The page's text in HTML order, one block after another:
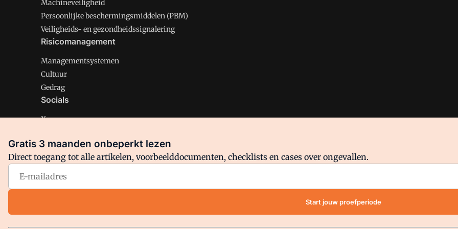
Machineveiligheid
Persoonlijke beschermingsmiddelen (PBM)
Veiligheids- en gezondheidssignalering
Risicomanagement
Managementsystemen
Cultuur
Gedrag
Socials
X
Facebook
Arbo is onderdeel van VMN media. Lees inons manifestwaar VMN media voor staat. Op gebruik van deze site zijn de
Gratis 3 maanden onbeperkt lezen
Direct toegang tot alle artikelen, voorbeelddocumenten, checklists en cases over ongevallen.
Start jouw proefperiode